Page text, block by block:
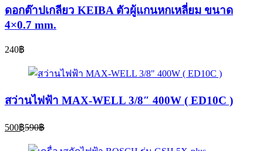
ดอกต๊าปเกลียว KEIBA ตัวผู้แกนหกเหลี่ยม ขนาด
4×0.7 mm.
240฿
สว่านไฟฟ้า MAX-WELL 3/8″ 400W ( ED10C )
500฿Current
price
is:
590฿
was: